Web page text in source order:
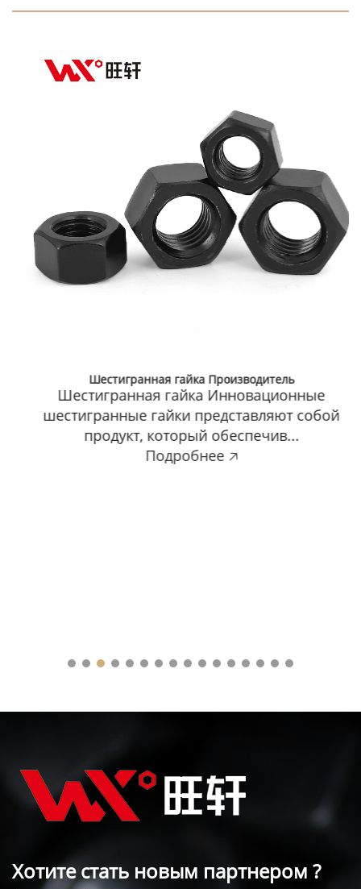
Шестигранная гайка Производитель
Шестигранная гайка Инновационные
шестигранные гайки представляют собой
продукт, который обеспечив...
Подробнее 🡥
Хотите стать новым партнером ?